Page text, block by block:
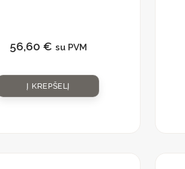
56,60 € su PVM
Į KREPŠELĮ